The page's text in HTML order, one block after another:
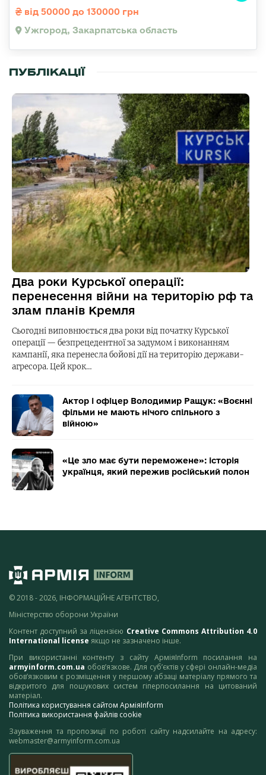
від 50000 до 130000 грн
Ужгород, Закарпатська область
ПУБЛІКАЦІЇ
Два роки Курської операції:
перенесення війни на територію рф та
злам планів Кремля
Сьогодні виповнюється два роки від початку Курської
операції — безпрецедентної за задумом і виконанням
кампанії, яка перенесла бойові дії на територію держави-
агресора. Цей крок…
Актор і офіцер Володимир Ращук: «Воєнні
фільми не мають нічого спільного з
війною»
«Це зло має бути переможене»: історія
українця, який пережив російський полон
© 2018 - 2026, ІНФОРМАЦІЙНЕ АГЕНТСТВО,
Міністерство оборони України
Контент доступний за ліцензією Creative Commons Attribution 4.0
International license якщо не зазначено інше.
При використанні контенту з сайту АрміяInform посилання на
armyinform.com.ua обов’язкове. Для суб’єктів у сфері онлайн-медіа
обов’язковим є розміщення у першому абзаці матеріалу прямого та
відкритого для пошукових систем гіперпосилання на цитований
матеріал.
Політика користування сайтом АрміяInform
Політика використання файлів cookie
Зауваження та пропозиції по роботі сайту надсилайте на адресу:
webmaster@armyinform.com.ua